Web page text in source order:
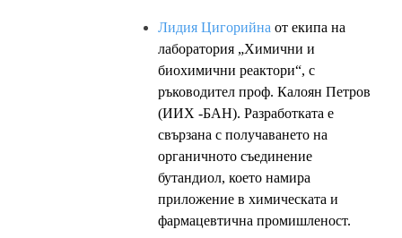
Лидия Цигорийна от екипа на
лаборатория „Химични и
биохимични реактори“, с
ръководител проф. Калоян Петров
(ИИХ -БАН). Разработката е
свързана с получаването на
органичното съединение
бутандиол, което намира
приложение в химическата и
фармацевтична промишленост.